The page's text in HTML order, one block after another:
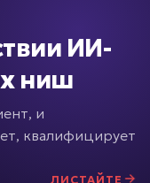
ИИ-
ниш
и
квалифицирует
ЛИСТАЙТЕ